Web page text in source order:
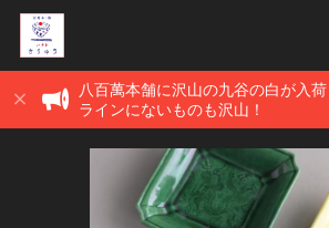
八百萬本舗に沢山の九谷の白が入
ラインにないものも沢山！